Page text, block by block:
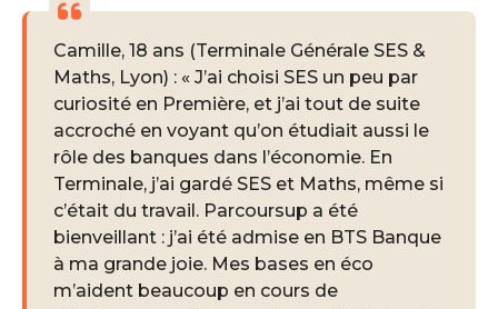
Camille, 18 ans (Terminale Générale SES &
Maths, Lyon) : « J’ai choisi SES un peu par
curiosité en Première, et j’ai tout de suite
accroché en voyant qu’on étudiait aussi le
rôle des banques dans l’économie. En
Terminale, j’ai gardé SES et Maths, même si
c’était du travail. Parcoursup a été
bienveillant : j’ai été admise en BTS Banque
à ma grande joie. Mes bases en éco
m’aident beaucoup en cours de